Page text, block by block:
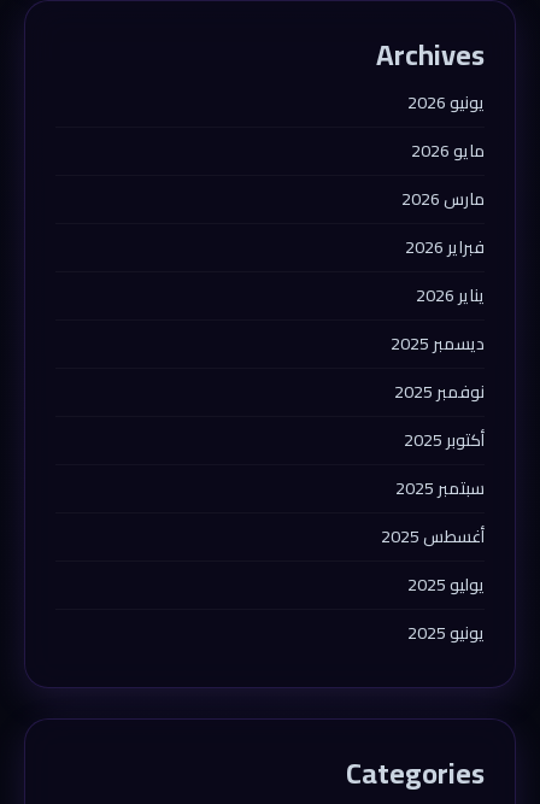
Archives
يونيو 2026
مايو 2026
مارس 2026
فبراير 2026
يناير 2026
ديسمبر 2025
نوفمبر 2025
أكتوبر 2025
سبتمبر 2025
أغسطس 2025
يوليو 2025
يونيو 2025
Categories